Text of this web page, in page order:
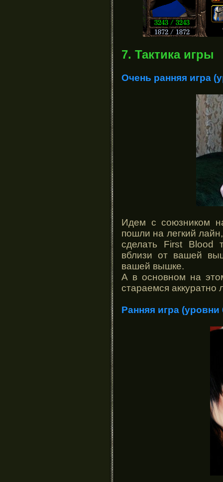
7. Тактика игры
Очень ранняя игра
Идем с союзником
пошли на легкий
сделать First Blood
вблизи от вашей
вашей вышке.
А в основном на
стараемся аккуратно
Ранняя игра (уровни